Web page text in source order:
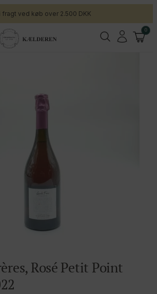
fragt ved køb over 2.500 DKK
0
Rosé Petit Point